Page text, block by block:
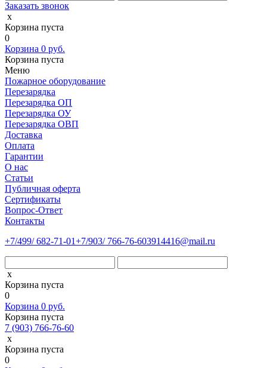
Заказать звонок
x
Корзина пуста
0
Корзина 0 руб.
Корзина пуста
Меню
Пожарное оборудование
Перезарядка
Перезарядка ОП
Перезарядка ОУ
Перезарядка ОВП
Доставка
Оплата
Гарантии
О нас
Статьи
Публичная оферта
Сертификаты
Вопрос-Ответ
Контакты
+7/499/682-71-01+7/903/766-76-603914416@mail.ru
x
Корзина пуста
0
Корзина 0 руб.
Корзина пуста
7 (903) 766-76-60
x
Корзина пуста
0